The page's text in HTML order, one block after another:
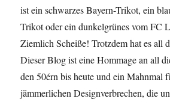
ist ein schwarzes Bayern-Trikot, ein
Trikot oder ein dunkelgrünes vom FC
Ziemlich Scheiße! Trotzdem hat es all
Dieser Blog ist eine Hommage an all
den 50érn bis heute und ein Mahnmal
jämmerlichen Designverbrechen, die